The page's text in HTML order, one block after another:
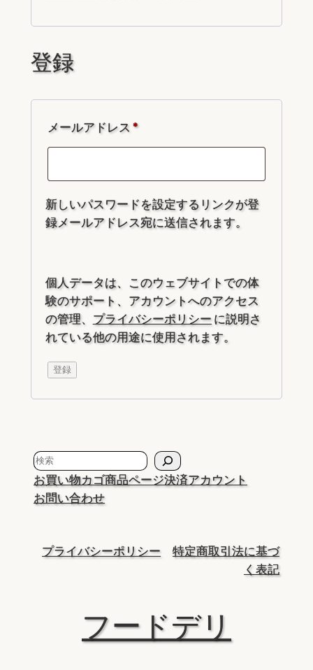
登録
メールアドレス *必
須
新しいパスワードを設定するリンクが登
録メールアドレス宛に送信されます。
個人データは、このウェブサイトでの体
験のサポート、アカウントへのアクセス
の管理、 プライバシーポリシーに説明さ
れている他の用途に使用されます。
登録
検
索
お買い物カゴ商品ページ決済アカウント
お問い合わせ
プライバシーポリシー
特定商取引法に基づ
く表記
フードデリ